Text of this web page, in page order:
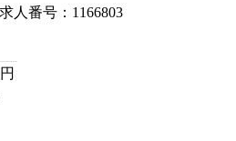
人番号：1166803
円